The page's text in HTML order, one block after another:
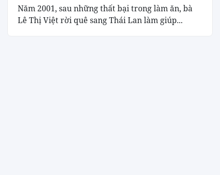
Năm 2001, sau những thất bại trong làm ăn, bà
Lê Thị Việt rời quê sang Thái Lan làm giúp...